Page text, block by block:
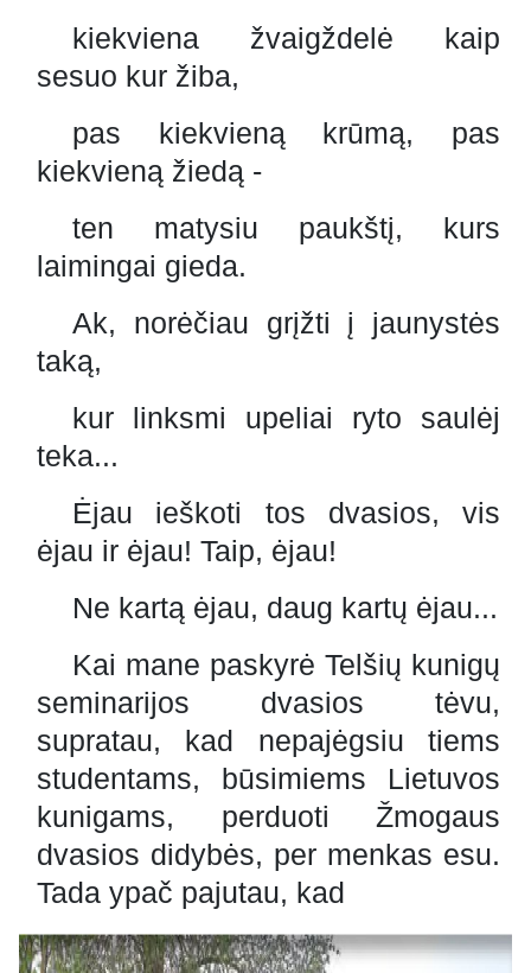
kiekviena žvaigždelė kaip
sesuo kur žiba,
pas kiekvieną krūmą, pas
kiekvieną žiedą -
ten matysiu paukštį, kurs
laimingai gieda.
Ak, norėčiau grįžti į jaunystės
taką,
kur linksmi upeliai ryto saulėj
teka...
Ėjau ieškoti tos dvasios, vis
ėjau ir ėjau! Taip, ėjau!
Ne kartą ėjau, daug kartų ėjau...
Kai mane paskyrė Telšių kunigų
seminarijos dvasios tėvu,
supratau, kad nepajėgsiu tiems
studentams, būsimiems Lietuvos
kunigams, perduoti Žmogaus
dvasios didybės, per menkas esu.
Tada ypač pajutau, kad